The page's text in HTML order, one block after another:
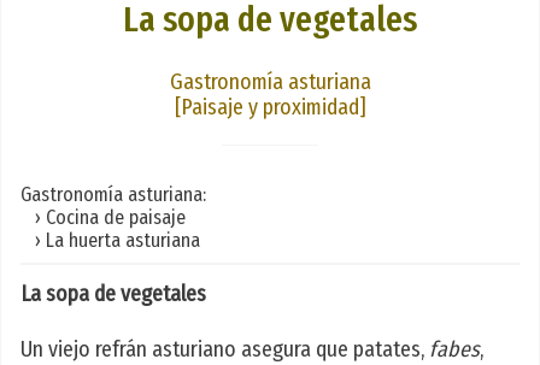
La sopa de vegetales
Gastronomía asturiana
[Paisaje y proximidad]
Gastronomía asturiana:
› Cocina de paisaje
› La huerta asturiana
La sopa de vegetales
Un viejo refrán asturiano asegura que patates, fabes,